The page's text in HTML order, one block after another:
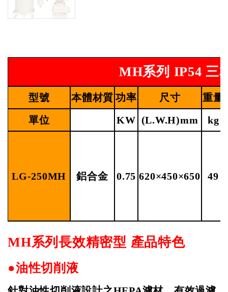
MH系列 IP54三
型號 本體材質 功率 尺寸 重量
單位
KW (L.W.H)mm kg
LG-250MH 鋁合金 0.75 620×450×650 49
MH系列長效精密型 產品特色
●油性切削液